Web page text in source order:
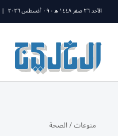
الأحد ٢٦ صفر ١٤٤٨ ه - ٠٩ أغسطس ٢٠٢٦ |
منوعات/الصحة